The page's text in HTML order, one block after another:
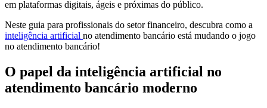
em plataformas digitais, ágeis e próximas do público.
Neste guia para profissionais do setor financeiro, descubra como a
inteligência artificial no atendimento bancário está mudando o jogo
no atendimento bancário!
O papel da inteligência artificial no
atendimento bancário moderno